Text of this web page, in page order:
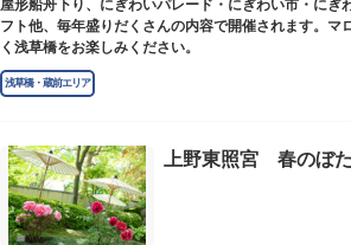
屋形船舟下り、にぎわいパレード・にぎわい市・にぎ
フト他、毎年盛りだくさんの内容で開催されます。マ
く浅草橋をお楽しみください。
浅草橋・蔵前エリア
上野東照宮 春のぼ